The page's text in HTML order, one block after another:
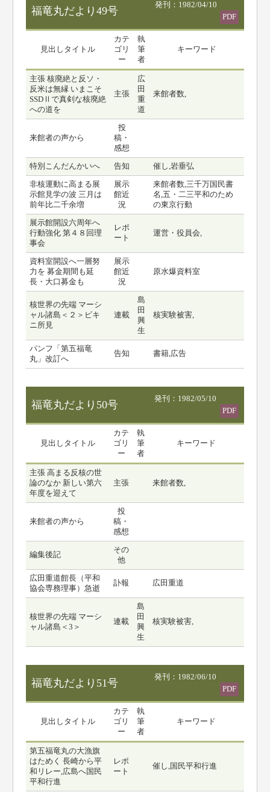
福竜丸だより49号
発刊：1982/04/10
PDF
見出しタイトル
カテ
ゴリ
ー
執
筆
者
キーワード
主張 核廃絶と反ソ・
反米は無縁 いまこそ
SSDⅡで真剣な核廃絶
への道を
主張
広
田
重
道
来館者数,
来館者の声から
投
稿・
感想
特別こんだんかいへ 告知 催し,岩垂弘
非核運動に高まる展
示館見学の波 三月は
前年比二千余増
展示
館近
況
来館者数,三千万国民書
名,五・二三平和のため
の東京行動
展示館開設六周年へ
行動強化 第４８回理
事会
レポ
ート
運営・役員会,
資料室開設へ一層努
力を 募金期間も延
長・大口募金も
展示
館近
況
原水爆資料室
核世界の先端 マーシ
ャル諸島＜２＞ビキ
ニ所見
連載
島
田
興
生
核実験被害,
パンフ「第五福竜
丸」改訂へ
告知 書籍,広告
福竜丸だより50号
発刊：1982/05/10
PDF
見出しタイトル
カテ
ゴリ
ー
執
筆
者
キーワード
主張 高まる反核の世
論のなか 新しい第六
年度を迎えて
主張 来館者数,
来館者の声から
投
稿・
感想
編集後記
その
他
広田重道館長（平和
協会専務理事）急逝
訃報 広田重道
核世界の先端 マーシ
ャル諸島＜3＞
連載
島
田
興
生
核実験被害,
福竜丸だより51号
発刊：1982/06/10
PDF
見出しタイトル
カテ
ゴリ
ー
執
筆
者
キーワード
第五福竜丸の大漁旗
はためく 長崎から平
和リレー,広島へ国民
平和行進
レポ
ート
催し,国民平和行進